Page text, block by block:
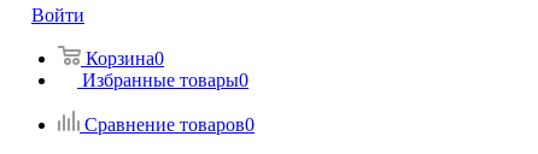
Войти
Корзина0
Избранные товары0
Сравнение товаров0